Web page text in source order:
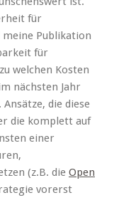
für
Publikation
für
welchen Kosten
nächsten Jahr
die diese
die komplett auf
einer
(z.B. die Open
vorerst